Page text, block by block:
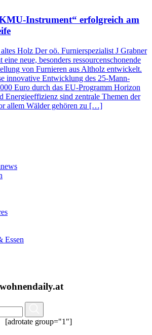
Instrument“ erfolgreich am
Holz Der oö. Furnierspezialist J Grabner
neue, besonders ressourcenschonende
von Furnieren aus Altholz entwickelt.
innovative Entwicklung des 25-Mann-
Euro durch das EU-Programm Horizon
Energieeffizienz sind zentrale Themen der
allem Wälder gehören zu […]
Essen
[adrotate group="1"]